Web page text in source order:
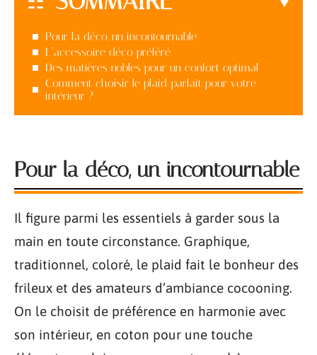
Pour la déco, un incontournable
L’accessoire déco préféré
Des matières nobles pour un confort optimal
Comment choisir le plaid parfait pour votre
intérieur ?
Pour la déco, un incontournable
Il figure parmi les essentiels à garder sous la
main en toute circonstance. Graphique,
traditionnel, coloré, le plaid fait le bonheur des
frileux et des amateurs d’ambiance cocooning.
On le choisit de préférence en harmonie avec
son intérieur, en coton pour une touche